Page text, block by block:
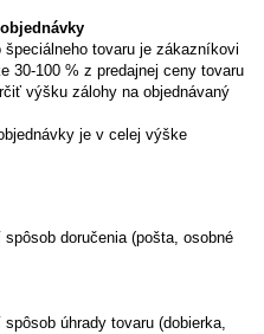
tovaru je zákazníkovi
30-100 % z predajnej ceny tovaru
výšku zálohy na objednávaný
je v celej výške
doručenia (pošta, osobné
úhrady tovaru (dobierka,